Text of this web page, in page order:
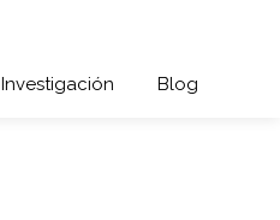
Investigación Blog